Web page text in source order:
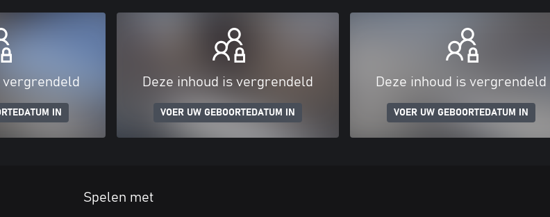
vergrendeld
IN
Deze inhoud is vergrendeld
VOER UW GEBOORTEDATUM IN
Deze inhoud is vergrendeld
VOER UW GEBOORTEDATUM IN
Spelen met